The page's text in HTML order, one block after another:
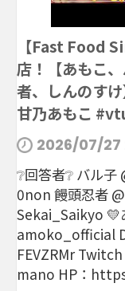
【Fast Food
店！【あもこ
者、しんのす
甘乃あもこ
2026/07/27
❔回答者❔ バル
0non 饅頭忍者
Sekai_Saikyo
amoko_official
FEVZRMr
mano HP：